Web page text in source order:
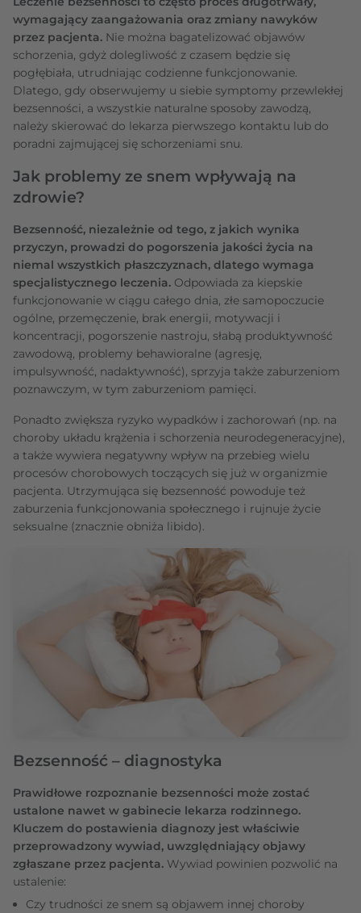
wymagający zaangażowania oraz zmiany nawyków
przez pacjenta. Nie można bagatelizować objawów
schorzenia, gdyż dolegliwość z czasem będzie się
pogłębiała, utrudniając codzienne funkcjonowanie.
Dlatego, gdy obserwujemy u siebie symptomy przewlekłej
bezsenności, a wszystkie naturalne sposoby zawodzą,
należy skierować do lekarza pierwszego kontaktu lub do
poradni zajmującej się schorzeniami snu.
Jak problemy ze snem wpływają na
zdrowie?
Bezsenność, niezależnie od tego, z jakich wynika
przyczyn, prowadzi do pogorszenia jakości życia na
niemal wszystkich płaszczyznach, dlatego wymaga
specjalistycznego leczenia. Odpowiada za kiepskie
funkcjonowanie w ciągu całego dnia, złe samopoczucie
ogólne, przemęczenie, brak energii, motywacji i
koncentracji, pogorszenie nastroju, słabą produktywność
zawodową, problemy behawioralne (agresję,
impulsywność, nadaktywność), sprzyja także zaburzeniom
poznawczym, w tym zaburzeniom pamięci.
Ponadto zwiększa ryzyko wypadków i zachorowań (np. na
choroby układu krążenia i schorzenia neurodegeneracyjne),
a także wywiera negatywny wpływ na przebieg wielu
procesów chorobowych toczących się już w organizmie
pacjenta. Utrzymująca się bezsenność powoduje też
zaburzenia funkcjonowania społecznego i rujnuje życie
seksualne (znacznie obniża libido).
Bezsenność – diagnostyka
Prawidłowe rozpoznanie bezsenności może zostać
ustalone nawet w gabinecie lekarza rodzinnego.
Kluczem do postawienia diagnozy jest właściwie
przeprowadzony wywiad, uwzględniający objawy
zgłaszane przez pacjenta. Wywiad powinien pozwolić na
ustalenie:
Czy trudności ze snem są objawem innej choroby